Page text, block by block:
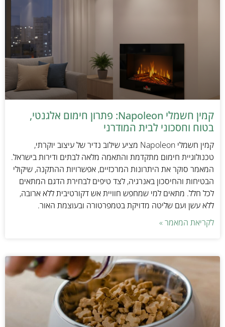
קמין חשמלי Napoleon: פתרון חימום אלגנטי,
בטוח וחסכוני לבית המודרני
קמין חשמלי Napoleon מציע שילוב נדיר של עיצוב יוקרתי,
טכנולוגיית חימום מתקדמת והתאמה מלאה לבתים ודירות בישראל.
המאמר סוקר את היתרונות המרכזיים, אפשרויות ההתקנה, שיקולי
הבטיחות והחיסכון באנרגיה, לצד טיפים לבחירת הדגם המתאים
לכל חלל. מתאים למי שמחפש חוויית אש דקורטיבית ללא ארובה,
ללא עשן ועם שליטה מדויקת בטמפרטורה ובעוצמת האור.
לקריאת המאמר »